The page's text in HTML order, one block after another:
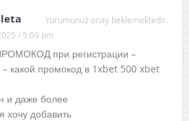
Yorumunuz onay beklemektedir.
/ 5:09 pm
при регистрации –
какой промокод в 1xbet 500 xbet
и даже более
хочу добавить